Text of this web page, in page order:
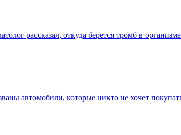
рассказал, откуда берется тромб в организме
автомобили, которые никто не хочет